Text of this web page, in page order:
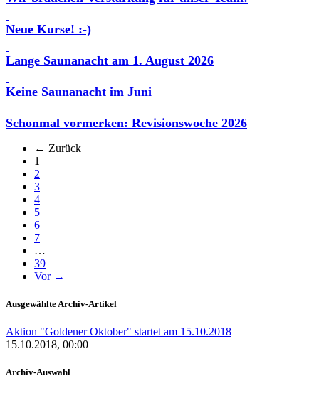
Neue Kurse! :-)
Lange Saunanacht am 1. August 2026
Keine Saunanacht im Juni
Schonmal vormerken: Revisionswoche 2026
← Zurück
1
2
3
4
5
6
7
…
39
Vor →
Ausgewählte Archiv-Artikel
Aktion "Goldener Oktober" startet am 15.10.2018
15.10.2018, 00:00
Archiv-Auswahl